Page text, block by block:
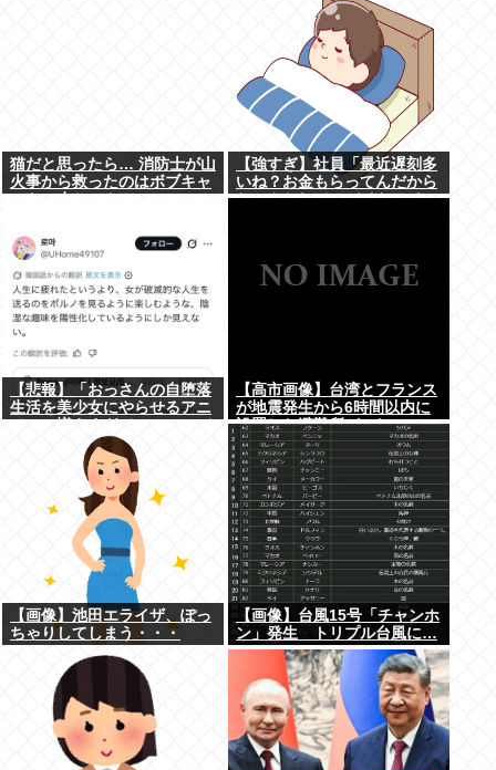
猫だと思ったら… 消防士が山
火事から救ったのはボブキャ
【強すぎ】社員「最近遅刻多
いね？お金もらってんだから
ちゃんとして」バイトワイ
【悲報】「おっさんの自堕落
生活を美少女にやらせるアニ
【高市画像】台湾とフランス
が地震発生から6時間以内に
設置した避難所がこれwww
【画像】池田エライザ、ぽっ
ちゃりしてしまう・・・
【画像】台風15号「チャンホ
ン」発生 トリプル台風に…